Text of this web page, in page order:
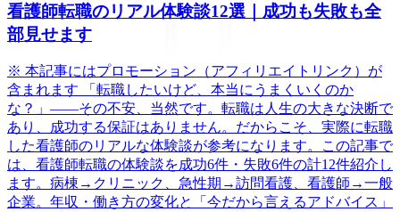
看護師転職のリアル体験談12選｜成功も失敗も全
部見せます
※ 本記事にはプロモーション（アフィリエイトリンク）が
含まれます 「転職したいけど、本当にうまくいくのか
な？」——その不安、当然です。転職は人生の大きな決断で
あり、成功する保証はありません。だからこそ、実際に転職
した看護師のリアルな体験談が参考になります。この記事で
は、看護師転職の体験談を成功6件・失敗6件の計12件紹介し
ます。病棟→クリニック、急性期→訪問看護、看護師→一般
企業。年収・働き方の変化と「今だから言えるアドバイス」